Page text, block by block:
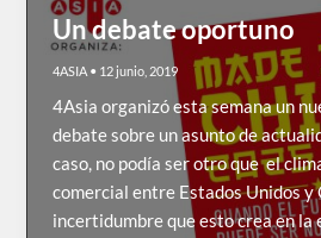
Un debate oportuno
4ASIA • 12 junio, 2019
4Asia organizó esta semana un
debate sobre un asunto de
caso, no podía ser otro que el
comercial entre Estados Unidos y
incertidumbre que esto crea en la